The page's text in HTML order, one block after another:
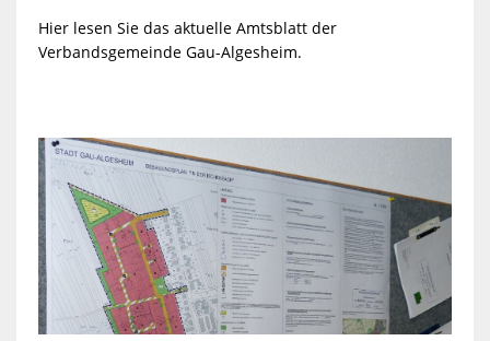
Hier lesen Sie das aktuelle Amtsblatt der
Verbandsgemeinde Gau-Algesheim.